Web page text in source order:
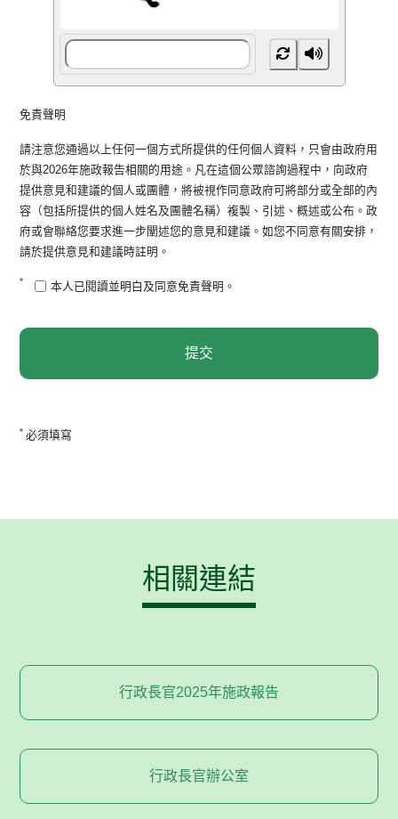
免責聲明
請注意您通過以上任何一個方式所提供的任何個人資料，只會由政府用
於與2026年施政報告相關的用途。凡在這個公眾諮詢過程中，向政府
提供意見和建議的個人或團體，將被視作同意政府可將部分或全部的內
容（包括所提供的個人姓名及團體名稱）複製、引述、概述或公布。政
府或會聯絡您要求進一步闡述您的意見和建議。如您不同意有關安排，
請於提供意見和建議時註明。
* 本人已閱讀並明白及同意免責聲明。
* 必須填寫
相關連結
行政長官2025年施政報告
行政長官辦公室